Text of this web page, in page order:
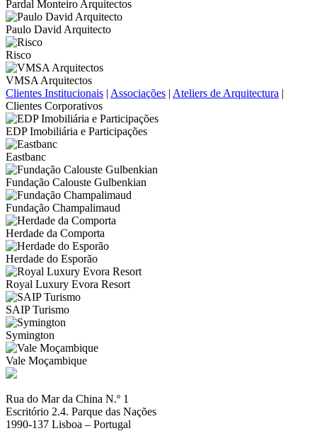
Pardal Monteiro Arquitectos
Paulo David Arquitecto
Risco
VMSA Arquitectos
Clientes Institucionais | Associações | Ateliers de Arquitectura |
Clientes Corporativos
EDP Imobiliária e Participações
Eastbanc
Fundação Calouste Gulbenkian
Fundação Champalimaud
Herdade da Comporta
Herdade do Esporão
Royal Luxury Evora Resort
SAIP Turismo
Symington
Vale Moçambique
Rua do Mar da China N.º 1
Escritório 2.4. Parque das Nações
1990-137 Lisboa – Portugal